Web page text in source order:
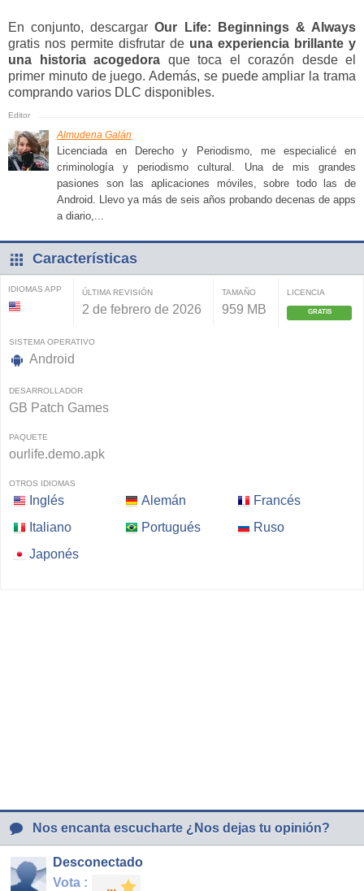
En conjunto, descargarOur Life: Beginnings & Always
gratis nos permite disfrutar de una experiencia brillante y
una historia acogedora que toca el corazón desde el
primer minuto de juego. Además, se puede ampliar la trama
comprando varios DLC disponibles.
Almudena Galán
Licenciada en Derecho y Periodismo, me especialicé en
criminología y periodismo cultural. Una de mis grandes
pasiones son las aplicaciones móviles, sobre todo las de
Android. Llevo ya más de seis años probando decenas de apps
a diario,...
Características
IDIOMAS APP ÚLTIMA REVISIÓN
2 de febrero de 2026
TAMAÑO
959 MB
LICENCIA
GRATIS
SISTEMA OPERATIVO
Android
DESARROLLADOR
GB Patch Games
PAQUETE
ourlife.demo.apk
OTROS IDIOMAS
Inglés Alemán
Francés
Italiano
Portugués
Ruso
Japonés
Nos encanta escucharte ¿Nos dejas tu opinión?
Desconectado
Vota :